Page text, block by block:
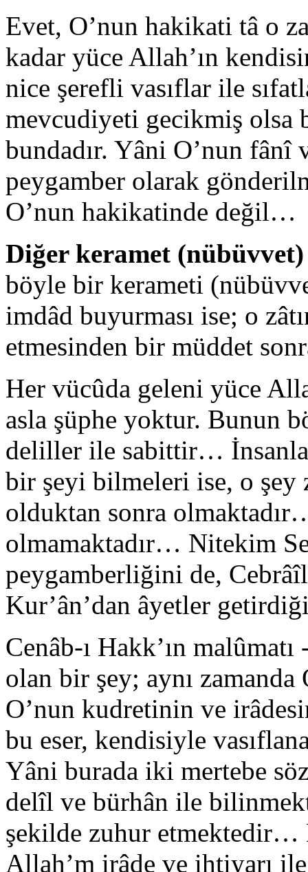
Evet, O’nun hakikati tâ o
kadar yüce Allah’ın
nice şerefli vasıflar ile
mevcudiyeti gecikmiş
bundadır. Yâni O’nun fânî
peygamber olarak
O’nun hakikatinde değil…
Diğer keramet
böyle bir kerameti
imdâd buyurması ise; o
etmesinden bir müddet
Her vücûda geleni yüce
asla şüphe yoktur. Bunun
deliller ile sabittir…
bir şeyi bilmeleri ise, o şey
olduktan sonra
olmamaktadır… Nitekim
peygamberliğini de,
Kur’ân’dan âyetler
Cenâb-ı Hakk’ın
olan bir şey; aynı
O’nun kudretinin ve
bu eser, kendisiyle
Yâni burada iki mertebe
delîl ve bürhân ile
şekilde zuhur etmektedir…
Allah’m irâde ve ihtiyarı